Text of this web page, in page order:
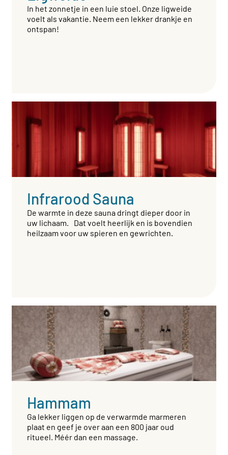
In het zonnetje in een luie stoel. Onze ligweide
voelt als vakantie. Neem een lekker drankje en
ontspan!
Infrarood Sauna
De warmte in deze sauna dringt dieper door in
uw lichaam. Dat voelt heerlijk en is bovendien
heilzaam voor uw spieren en gewrichten.
Hammam
Ga lekker liggen op de verwarmde marmeren
plaat en geef je over aan een 800 jaar oud
ritueel. Méér dan een massage.